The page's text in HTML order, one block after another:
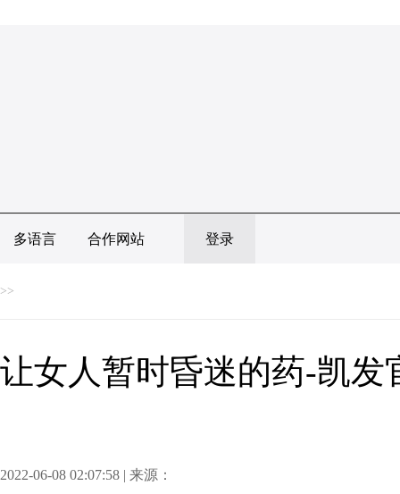
多语言 合作网站 登录
>>
让女人暂时昏迷的药-凯发
2022-06-08 02:07:58 | 来源：